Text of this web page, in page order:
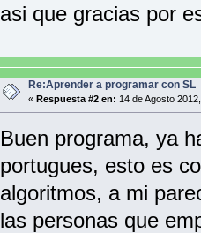
asi que gracias por
Re:Aprender a programar con SL
« Respuesta #2 en: 14 de Agosto
Buen programa, ya
portugues, esto es
algoritmos, a mi
las personas que